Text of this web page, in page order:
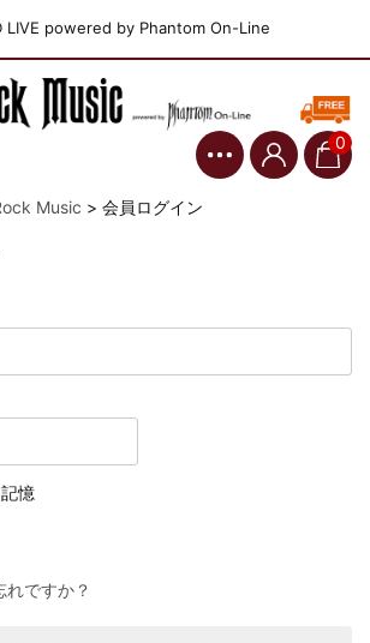
LIVE powered by Phantom On-Line
0
Music > 会員ログイン
憶
れですか？